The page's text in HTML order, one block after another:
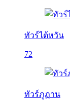
ทัวร์ไต้หวัน
72
ทัวร์ภูฏาน